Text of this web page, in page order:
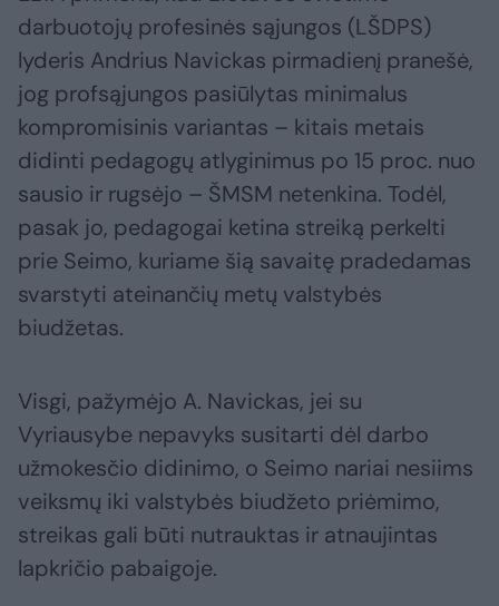
darbuotojų profesinės sąjungos (LŠDPS)
lyderis Andrius Navickas pirmadienį pranešė,
jog profsąjungos pasiūlytas minimalus
kompromisinis variantas – kitais metais
didinti pedagogų atlyginimus po 15 proc. nuo
sausio ir rugsėjo – ŠMSM netenkina. Todėl,
pasak jo, pedagogai ketina streiką perkelti
prie Seimo, kuriame šią savaitę pradedamas
svarstyti ateinančių metų valstybės
biudžetas.
Visgi, pažymėjo A. Navickas, jei su
Vyriausybe nepavyks susitarti dėl darbo
užmokesčio didinimo, o Seimo nariai nesiims
veiksmų iki valstybės biudžeto priėmimo,
streikas gali būti nutrauktas ir atnaujintas
lapkričio pabaigoje.